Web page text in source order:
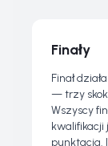
Finały
Finał
— trzy
Wszyscy
kwalifikacji
punktacja.